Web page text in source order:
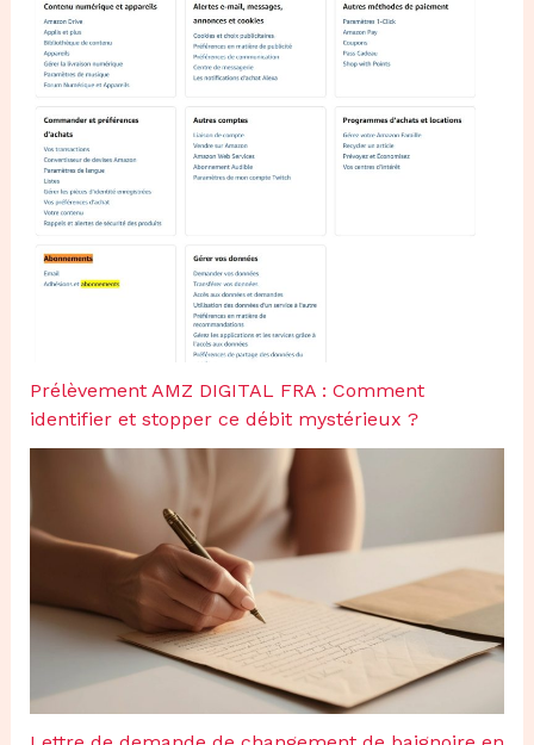
Prélèvement AMZ DIGITAL FRA : Comment
identifier et stopper ce débit mystérieux ?